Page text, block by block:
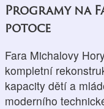
Programy na
potoce
Fara Michalovy
kompletní
kapacity dětí a
moderního